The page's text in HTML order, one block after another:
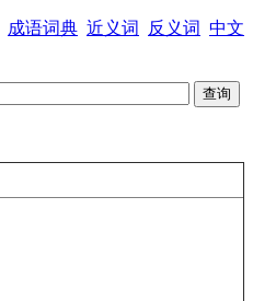
成语词典 近义词 反义词 中文